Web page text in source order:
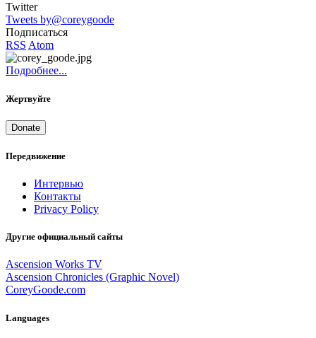
Twitter
Tweets by@coreygoode
Подписаться
RSS Atom
Подробнее...
Жертвуйте
Donate
Передвижение
Интервью
Контакты
Privacy Policy
Другие официальный сайты
Ascension Works TV
Ascension Chronicles (Graphic Novel)
CoreyGoode.com
Languages